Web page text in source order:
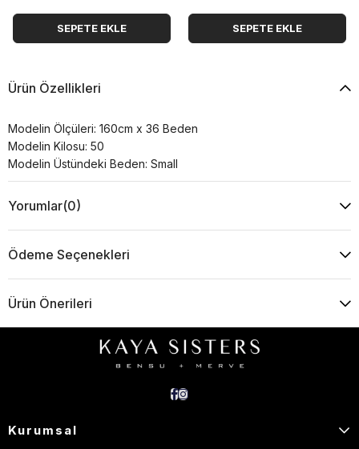
SEPETE EKLE SEPETE EKLE
Ürün Özellikleri
Modelin Ölçüleri: 160cm x 36 Beden
Modelin Kilosu: 50
Modelin Üstündeki Beden: Small
Yorumlar(0)
Ödeme Seçenekleri
Ürün Önerileri
Kurumsal